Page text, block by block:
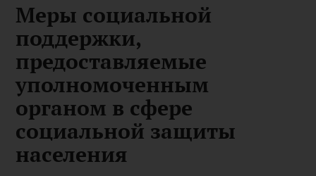
Меры социальной
поддержки,
предоставляемые
уполномоченным
органом в сфере
социальной защиты
населения